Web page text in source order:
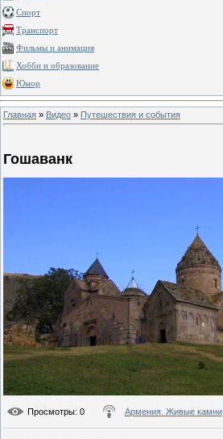
Спорт
Транспорт
Фильмы и анимация
Хобби и образование
Юмор
Главная » Видео » Путешествия и события
Гошаванк
Просмотры: 0 Армения. Живые камни